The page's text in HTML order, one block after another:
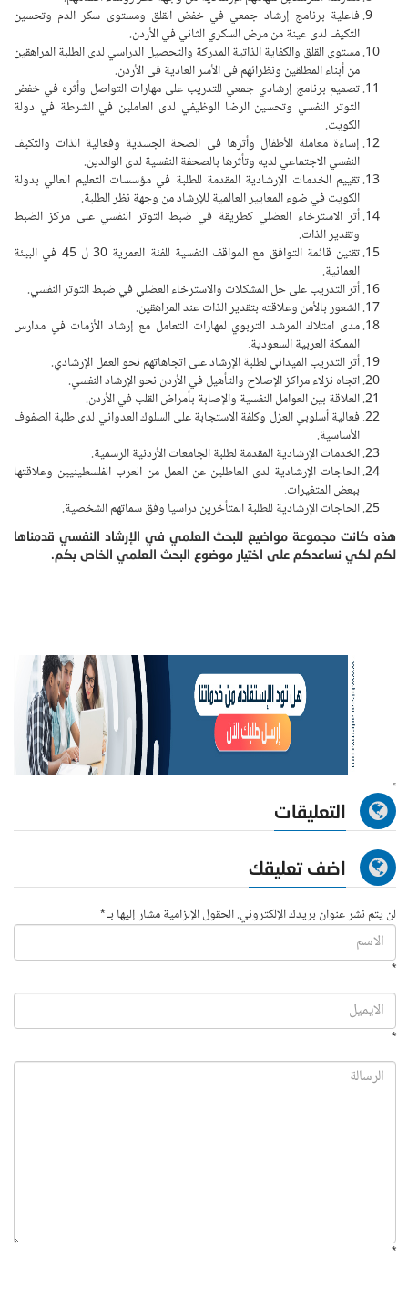
فاعلية برنامج إرشاد جمعي في خفض القلق ومستوى سكر الدم وتحسين
التكيف لدى عينة من مرض السكري الثاني في الأردن.
مستوى القلق والكفاية الذاتية المدركة والتحصيل الدراسي لدى الطلبة المراهقين
من أبناء المطلقين ونظرائهم في الأسر العادية في الأردن.
تصميم برنامج إرشادي جمعي للتدريب على مهارات التواصل وأثره في خفض
التوتر النفسي وتحسين الرضا الوظيفي لدى العاملين في الشرطة في دولة
الكويت.
إساءة معاملة الأطفال وأثرها في الصحة الجسدية وفعالية الذات والتكيف
النفسي الاجتماعي لديه وتأثرها بالصحفة النفسية لدى الوالدين.
تقييم الخدمات الإرشادية المقدمة للطلبة في مؤسسات التعليم العالي بدولة
الكويت في ضوء المعايير العالمية للإرشاد من وجهة نظر الطلبة.
أثر الاسترخاء العضلي كطريقة في ضبط التوتر النفسي على مركز الضبط
وتقدير الذات.
تقنين قائمة التوافق مع المواقف النفسية للفئة العمرية 30 ل 45 في البيئة
العمانية.
أثر التدريب على حل المشكلات والاسترخاء العضلي في ضبط التوتر النفسي.
الشعور بالأمن وعلاقته بتقدير الذات عند المراهقين.
مدى امتلاك المرشد التربوي لمهارات التعامل مع إرشاد الأزمات في مدارس
المملكة العربية السعودية.
أثر التدريب الميداني لطلبة الإرشاد على اتجاهاتهم نحو العمل الإرشادي.
اتجاه نزلاء مراكز الإصلاح والتأهيل في الأردن نحو الإرشاد النفسي.
العلاقة بين العوامل النفسية والإصابة بأمراض القلب في الأردن.
فعالية أسلوبي العزل وكلفة الاستجابة على السلوك العدواني لدى طلبة الصفوف
الأساسية.
الخدمات الإرشادية المقدمة لطلبة الجامعات الأردنية الرسمية.
الحاجات الإرشادية لدى العاطلين عن العمل من العرب الفلسطينيين وعلاقتها
ببعض المتغيرات.
الحاجات الإرشادية للطلبة المتأخرين دراسيا وفق سماتهم الشخصية.
هذه كانت مجموعة مواضيع للبحث العلمي في الإرشاد النفسي قدمناها
لكم لكي نساعدكم على اختيار موضوع البحث العلمي الخاص بكم.
التعليقات
اضف تعليقك
لن يتم نشر عنوان بريدك الإلكتروني. الحقول الإلزامية مشار إليها بـ *
*
*
*